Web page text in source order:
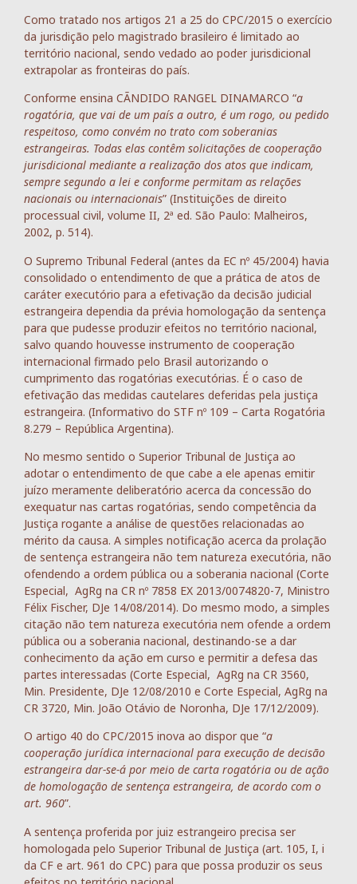
Como tratado nos artigos 21 a 25 do CPC/2015 o exercício
da jurisdição pelo magistrado brasileiro é limitado ao
território nacional, sendo vedado ao poder jurisdicional
extrapolar as fronteiras do país.
Conforme ensina CÃNDIDO RANGEL DINAMARCO “a
rogatória, que vai de um país a outro, é um rogo, ou pedido
respeitoso, como convém no trato com soberanias
estrangeiras. Todas elas contêm solicitações de cooperação
jurisdicional mediante a realização dos atos que indicam,
sempre segundo a lei e conforme permitam as relações
nacionais ou internacionais” (Instituições de direito
processual civil, volume II, 2ª ed. São Paulo: Malheiros,
2002, p. 514).
O Supremo Tribunal Federal (antes da EC nº 45/2004) havia
consolidado o entendimento de que a prática de atos de
caráter executório para a efetivação da decisão judicial
estrangeira dependia da prévia homologação da sentença
para que pudesse produzir efeitos no território nacional,
salvo quando houvesse instrumento de cooperação
internacional firmado pelo Brasil autorizando o
cumprimento das rogatórias executórias. É o caso de
efetivação das medidas cautelares deferidas pela justiça
estrangeira. (Informativo do STF nº 109 – Carta Rogatória
8.279 – República Argentina).
No mesmo sentido o Superior Tribunal de Justiça ao
adotar o entendimento de que cabe a ele apenas emitir
juízo meramente deliberatório acerca da concessão do
exequatur nas cartas rogatórias, sendo competência da
Justiça rogante a análise de questões relacionadas ao
mérito da causa. A simples notificação acerca da prolação
de sentença estrangeira não tem natureza executória, não
ofendendo a ordem pública ou a soberania nacional (Corte
Especial, AgRg na CR nº 7858 EX 2013/0074820-7, Ministro
Félix Fischer, DJe 14/08/2014). Do mesmo modo, a simples
citação não tem natureza executória nem ofende a ordem
pública ou a soberania nacional, destinando-se a dar
conhecimento da ação em curso e permitir a defesa das
partes interessadas (Corte Especial, AgRg na CR 3560,
Min. Presidente, DJe 12/08/2010 e Corte Especial, AgRg na
CR 3720, Min. João Otávio de Noronha, DJe 17/12/2009).
O artigo 40 do CPC/2015 inova ao dispor que “a
cooperação jurídica internacional para execução de decisão
estrangeira dar-se-á por meio de carta rogatória ou de ação
de homologação de sentença estrangeira, de acordo com o
art. 960”.
A sentença proferida por juiz estrangeiro precisa ser
homologada pelo Superior Tribunal de Justiça (art. 105, I, i
da CF e art. 961 do CPC) para que possa produzir os seus